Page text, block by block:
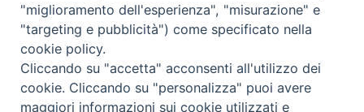
Consiglio scientifico
Coordinamento nazionale
"miglioramento dell'esperienza", "misurazione" e
"targeting e pubblicità") come specificato nella
cookie policy.
Cliccando su "accetta" acconsenti all'utilizzo dei
cookie. Cliccando su "personalizza" puoi avere
maggiori informazioni sui cookie utilizzati e